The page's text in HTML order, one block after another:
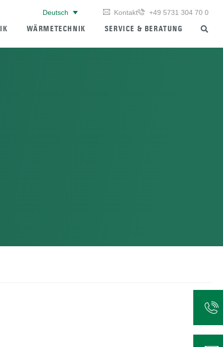
Deutsch Kontakt +49 5731 304 70 0
WÄRMETECHNIK SERVICE & BERATUNG